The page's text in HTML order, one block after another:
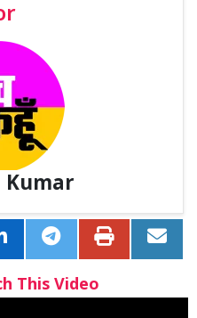
Kumar
This Video